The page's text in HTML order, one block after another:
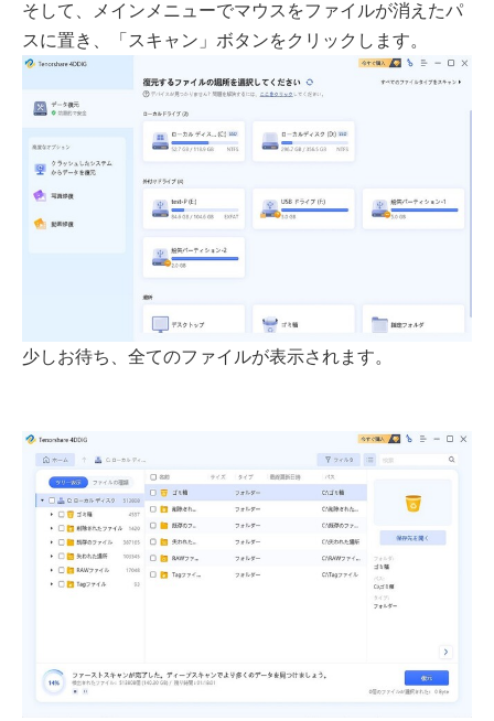
そして、メインメニューでマウスをファイルが消えたパ
スに置き、「スキャン」ボタンをクリックします。
少しお待ち、全てのファイルが表示されます。